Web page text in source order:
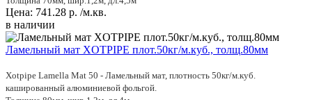
Цена: 741.28 р. /м.кв.
в наличии
Ламельный мат XOTPIPE плот.50кг/м.куб., толщ.80мм
Xotpipe Lamella Mat 50 - Ламельный мат, плотность 50кг/м.куб.
кашированный алюминиевой фольгой.